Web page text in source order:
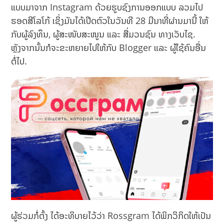
ແບບມາຈາກ Instagram ດ້ວຍຮູບຊົງການອອກແບບ ລວມໄປ
ຮອດສີໂລໂກ້ ເຊິ່ງມັນໄດ້ເປີດຕົວໃນວັນທີ 28 ມີນາທີ່ຜ່ານມານີ້ ໃຫ້
ກັບຜູ້ລົງທຶນ, ຜູ້ສະໜັບສະໜູນ ແລະ ສື່ມວນຊົນ ທາງເວັບໄຊ.
ຫຼັງຈາກນັ້ນກໍຈະຂະຫຍາຍໄປໃຫ້ກັບ Blogger ແລະ ຜູ້ໃຊ້ຄົນອື່ນ
ຕໍ່ໄປ.
ຜູ້ຮ່ວມກໍ່ຕັ້ງ ໄດ້ອະທິບາຍໄວ້ວ່າ Rossgram ໄດ້ພິກວິກິດໃຫ້ເປັນ